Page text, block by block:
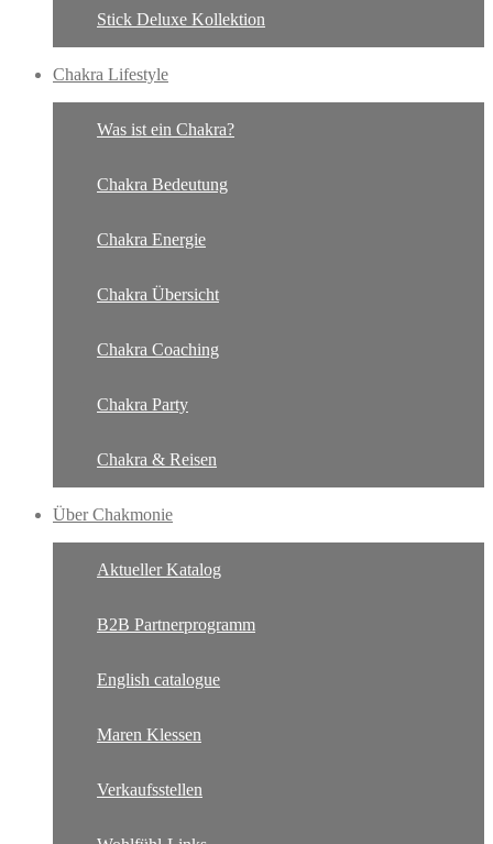
Stick Deluxe Kollektion
Chakra Lifestyle
Was ist ein Chakra?
Chakra Bedeutung
Chakra Energie
Chakra Übersicht
Chakra Coaching
Chakra Party
Chakra & Reisen
Über Chakmonie
Aktueller Katalog
B2B Partnerprogramm
English catalogue
Maren Klessen
Verkaufsstellen